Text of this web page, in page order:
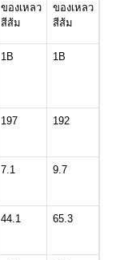
ของเหลว
สีส้ม
ของเหลว
สีส้ม
1B 1B
197 192
7.1 9.7
44.1 65.3